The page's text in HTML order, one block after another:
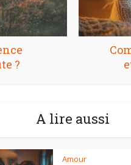
?
A lire aussi
Amour